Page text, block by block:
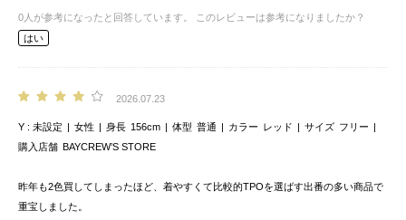
0 人が参考になったと回答しています。
このレビューは参考になりましたか？
はい
2026.07.23
Y 未設定 女性 身長 156cm 体型 普通 カラー レッド サイズ フリー
購入店舗 BAYCREW’S STORE
昨年も2色買してしまったほど、着やすくて比較的TPOを選ばす出番の多い商品で
重宝しました。